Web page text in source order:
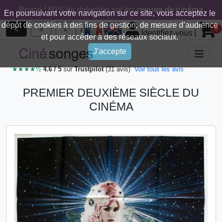
En poursuivant votre navigation sur ce site, vous acceptez le
dépôt de cookies à des fins de gestion, de mesure d’audience
et pour accéder à des réseaux sociaux.
J'accepte
Promo ! 60% de réduction sur lesrevues de cinéma
€ $ £ |
Identifiez-vous 0
★★★★½4.6 / 5surTrustpilot(31 avis) Voir tous les avis
PREMIER DEUXIÈME SIÈCLE DU
CINÉMA